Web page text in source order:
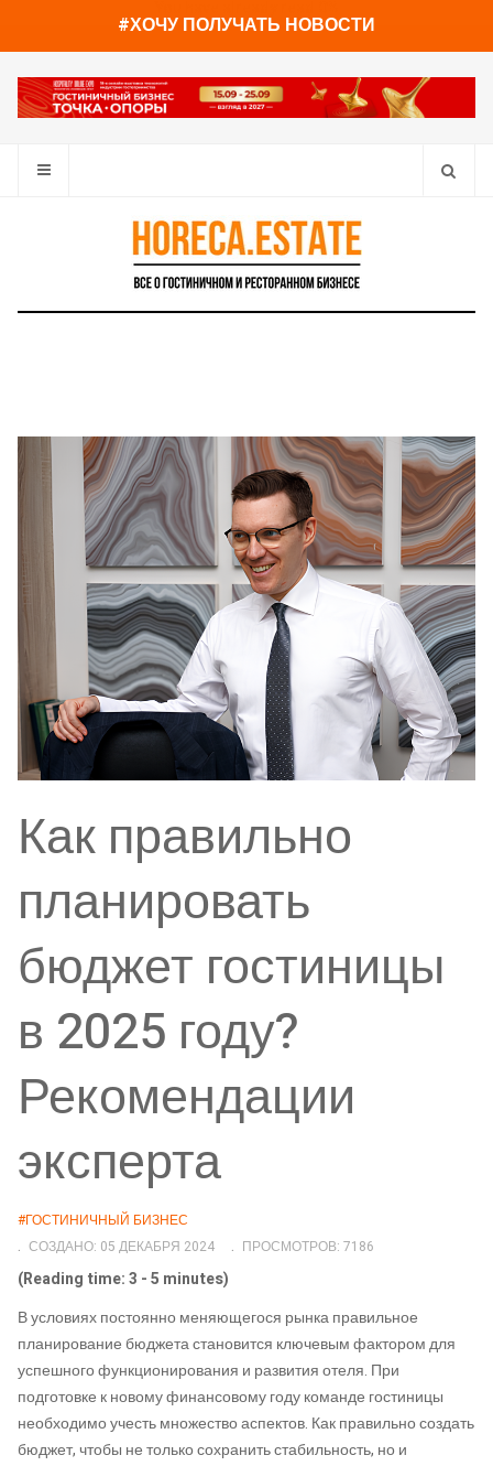
#ХОЧУ ПОЛУЧАТЬ НОВОСТИ
Как правильно
планировать
бюджет гостиницы
в 2025 году?
Рекомендации
эксперта
#ГОСТИНИЧНЫЙ БИЗНЕС
СОЗДАНО: 05 ДЕКАБРЯ 2024
ПРОСМОТРОВ: 7186
(Reading time: 3 - 5 minutes)
В условиях постоянно меняющегося рынка правильное
планирование бюджета становится ключевым фактором для
успешного функционирования и развития отеля. При
подготовке к новому финансовому году команде гостиницы
необходимо учесть множество аспектов. Как правильно создать
бюджет, чтобы не только сохранить стабильность, но и